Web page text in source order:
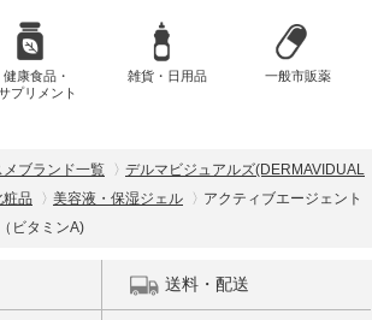
健康食品・
プリメント
雑貨・日用品 一般市販薬
ブランド一覧
デルマビジュアルズ(DERMAVIDUAL
品 美容液・保湿ジェル
アクティブエージェント
ビタミンA)
送料・配送